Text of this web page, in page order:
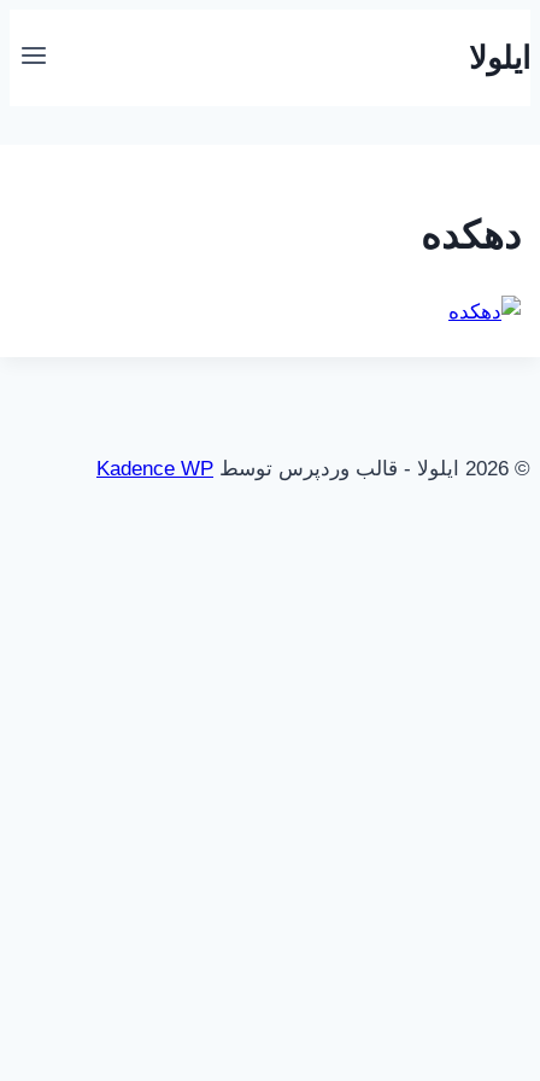
بهایلولا
دهکده
© 2026 ایلولا - قالب وردپرس توسط Kadence WP